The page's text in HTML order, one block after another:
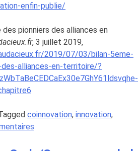
enfin-publie/
des pionniers des alliances en
, 3 juillet 2019,
2019/07/03/bilan-5eme-
alliances-en-territoire/?
coinnovation, innovation,